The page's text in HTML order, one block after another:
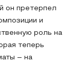
он претерпел
и
роль на
теперь
– на